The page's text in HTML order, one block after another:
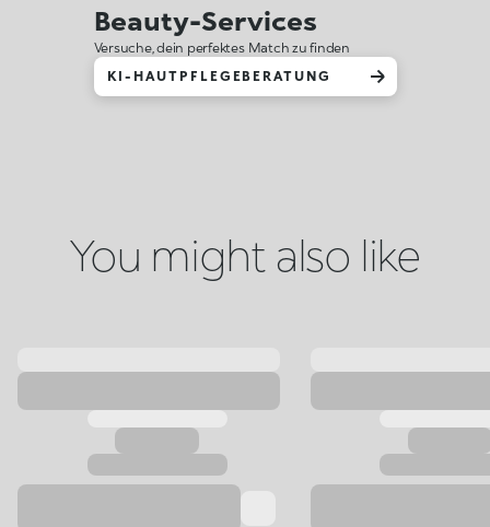
Beauty-Services
Versuche, dein perfektes Match zu finden
KI-HAUTPFLEGEBERATUNG
You might also like